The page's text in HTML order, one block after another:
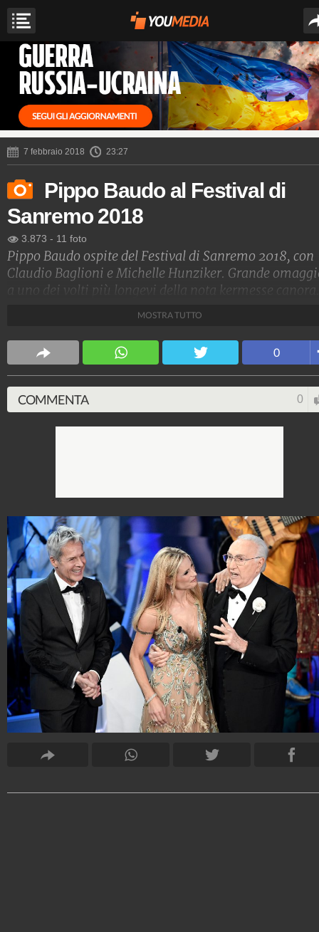
7 febbraio 2018 23:27
Pippo Baudo al Festival di
Sanremo 2018
3.873 - 11 foto
Pippo Baudo ospite del Festival di Sanremo 2018, con
Claudio Baglioni e Michelle Hunziker. Grande
a uno dei volti più longevi della nota kermesse
Spettacolo FanpageMOSTRA TUTTO
0
COMMENTA 0